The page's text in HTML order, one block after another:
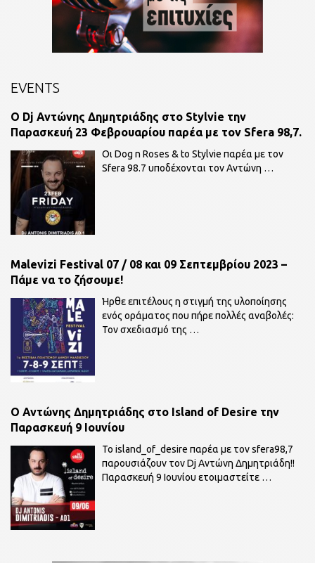
EVENTS
O Dj Αντώνης Δημητριάδης στο Stylvie την
Παρασκευή 23 Φεβρουαρίου παρέα με τον Sfera 98,7.
Οι Dog n Roses & to Stylvie παρέα με τον
Sfera 98.7 υποδέχονται τον Αντώνη …
Malevizi Festival 07 / 08 και 09 Σεπτεμβρίου 2023 –
Πάμε να το ζήσουμε!
Ήρθε επιτέλους η στιγμή της υλοποίησης
ενός οράματος που πήρε πολλές αναβολές:
Τον σχεδιασμό της …
O Αντώνης Δημητριάδης στο Island of Desire την
Παρασκευή 9 Ιουνίου
To island_of_desire παρέα με τον sfera98,7
παρουσιάζουν τον Dj Αντώνη Δημητριάδη!!
Παρασκευή 9 Ιουνίου ετοιμαστείτε …